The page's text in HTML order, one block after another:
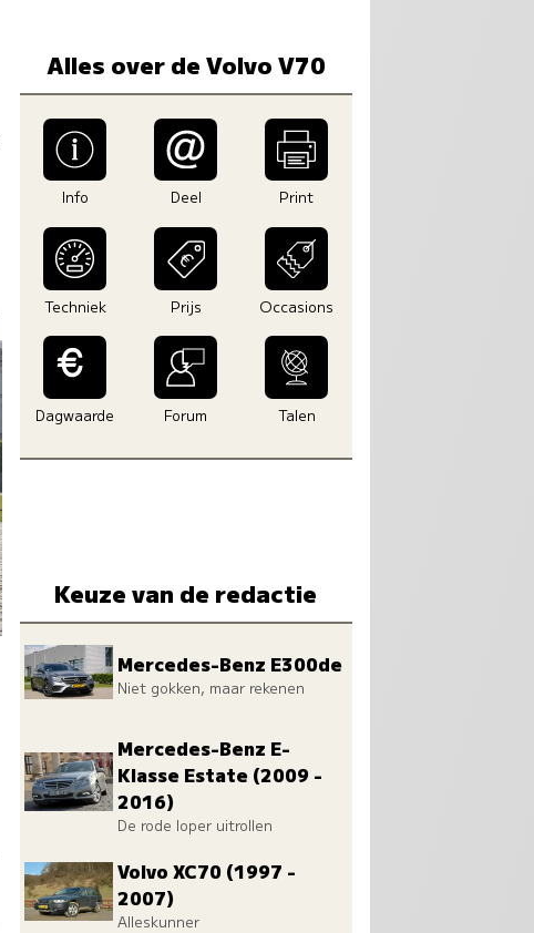
Alles over de Volvo V70
Info Deel Print
Techniek Prijs Occasions
Dagwaarde Forum Talen
Keuze van de redactie
Mercedes-Benz E300de
Niet gokken, maar rekenen
Mercedes-Benz E-
Klasse Estate (2009 -
2016)
De rode loper uitrollen
Volvo XC70 (1997 -
2007)
Alleskunner